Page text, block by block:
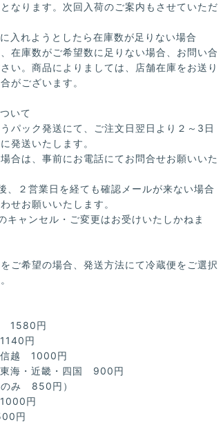
なります。次回入荷のご案内もさせていただ
入れようとしたら在庫数が足りない場合
在庫数がご希望数に足りない場合、お問い合
い。商品によりましては、店舗在庫をお送り
がございます。
いて
パック発送にて、ご注文日翌日より２～3日
発送いたします。
合は、事前にお電話にてお問合せお願いいた
、２営業日を経ても確認メールが来ない場合
せお願いいたします。
キャンセル・ご変更はお受けいたしかねま
ご希望の場合、発送方法にて冷蔵便をご選択
1580円
円
信越 1000円
東海・近畿・四国 900円
のみ 850円）
円
円